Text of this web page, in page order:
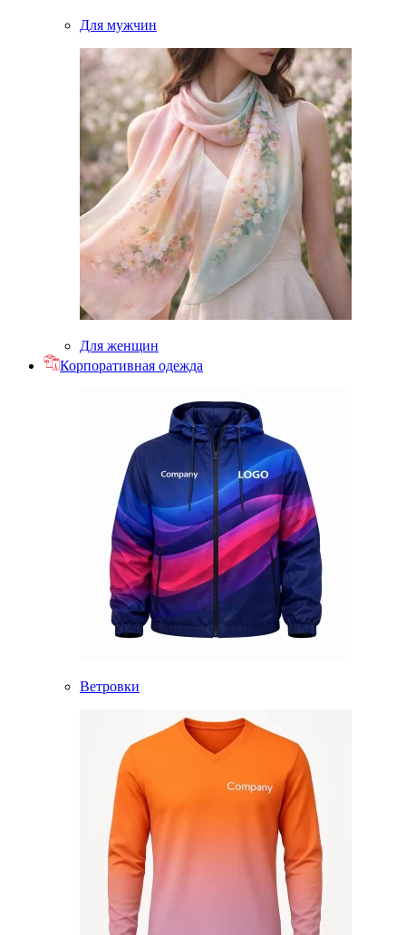
Для мужчин
Для женщин
Корпоративная одежда
Ветровки